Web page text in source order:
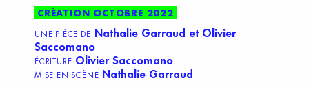
CRÉATION OCTOBRE 2022
UNE PIÈCE DE
Nathalie Garraud et Olivier
Saccomano
ÉCRITURE Olivier Saccomano
MISE EN SCÈNE Nathalie Garraud